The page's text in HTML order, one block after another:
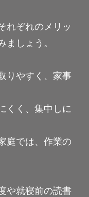
れぞれのメリッ
ましょう。
りやすく、家事
くく、集中しに
庭では、作業の
や就寝前の読書